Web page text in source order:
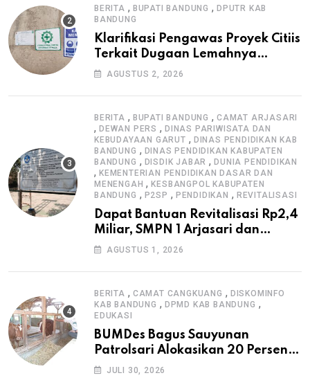
BERITA , BUPATI BANDUNG ,DPUTR KAB
BANDUNG
Klarifikasi Pengawas Proyek Citiis
Terkait Dugaan Lemahnya
Pengawasan K3
AGUSTUS 2, 2026
BERITA , BUPATI BANDUNG ,CAMAT ARJASARI
, DEWAN PERS , DINAS PARIWISATA DAN
KEBUDAYAAN GARUT , DINAS PENDIDIKAN KAB
BANDUNG , DINAS PENDIDIKAN KABUPATEN
BANDUNG , DISDIK JABAR ,DUNIA PENDIDIKAN
, KEMENTERIAN PENDIDIKAN DASAR DAN
MENENGAH ,KESBANGPOL KABUPATEN
BANDUNG , P2SP , PENDIDIKAN , REVITALISASI
Dapat Bantuan Revitalisasi Rp2,4
Miliar, SMPN 1 Arjasari dan
Masyarakat Sambut Antusias
AGUSTUS 1, 2026
BERITA , CAMAT CANGKUANG , DISKOMINFO
KAB BANDUNG , DPMD KAB BANDUNG ,
EDUKASI
BUMDes Bagus Sauyunan
Patrolsari Alokasikan 20 Persen
Dana Desa untuk Ketahanan
JULI 30, 2026